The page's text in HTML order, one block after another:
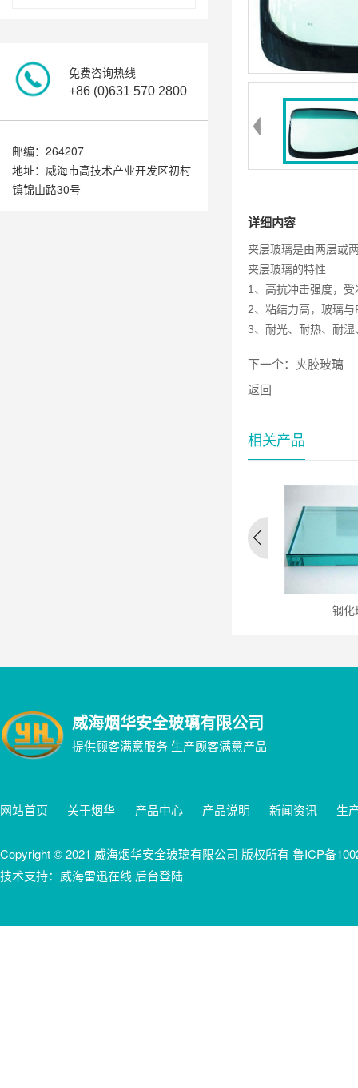
免费咨询热线
+86 (0)631 570 2800
邮编：264207
地址：威海市高技术产业开发区初村
镇锦山路30号
详细内容
夹层玻璃是由两层或
夹层玻璃的特性
1、高抗冲击强度，
2、粘结力高，玻璃
3、耐光、耐热、耐湿
下一个： 夹胶玻璃
返回
相关产品
钢化
威海烟华安全玻璃有限公司
提供顾客满意服务 生产顾客满意产品
网站首页 关于烟华 产品中心 产品说明 新闻资讯 生
Copyright © 2021 威海烟华安全玻璃有限公司 版权所有 鲁ICP备
技术支持：威海雷迅在线 后台登陆